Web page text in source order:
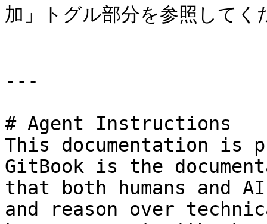
加」トグル部分を参照してく
---
# Agent Instructions
This documentation is
GitBook is the
that both humans and
and reason over